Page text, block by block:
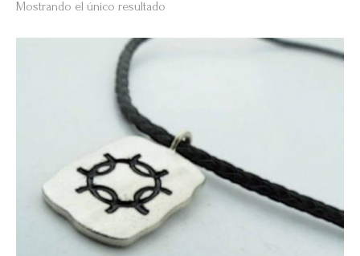
Mostrando el único resultado